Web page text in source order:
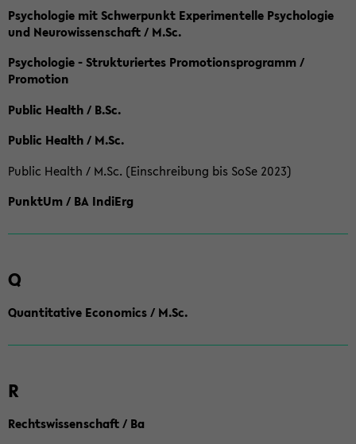
Psychologie mit Schwerpunkt Experimentelle Psychologie
und Neurowissenschaft / M.Sc.
Psychologie - Strukturiertes Promotionsprogramm /
Promotion
Public Health / B.Sc.
Public Health / M.Sc.
Public Health / M.Sc. (Einschreibung bis SoSe 2023)
PunktUm / BA IndiErg
Q
Quantitative Economics / M.Sc.
R
Rechtswissenschaft / Ba